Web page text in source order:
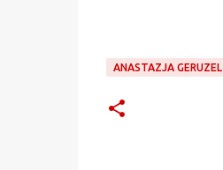
ANASTAZJA GERUZEL